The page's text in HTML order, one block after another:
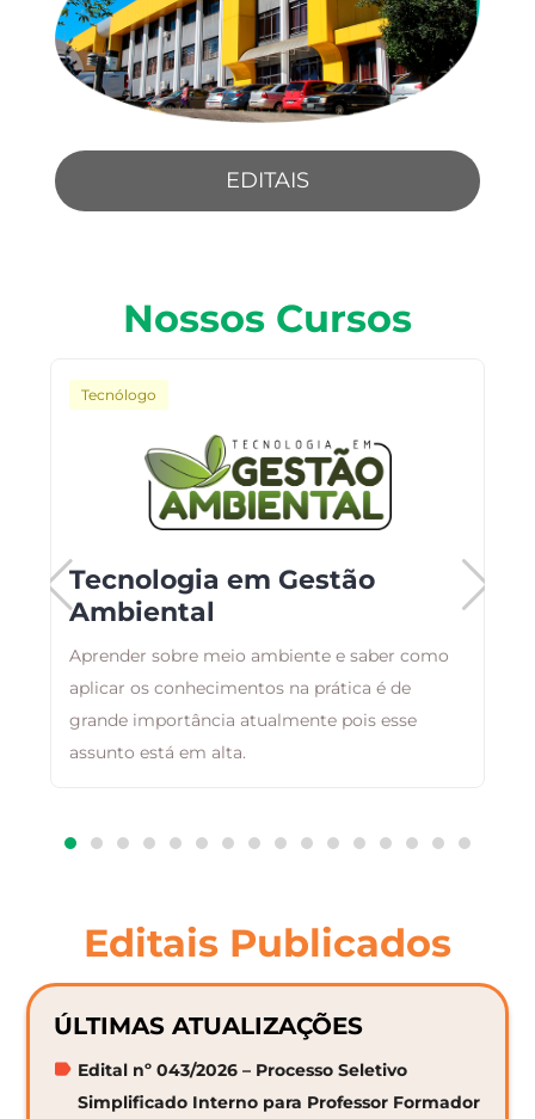
EDITAIS
Nossos Cursos
Tecnólogo
Tecnologia em Gestão
Ambiental
Aprender sobre meio ambiente e saber como
aplicar os conhecimentos na prática é de
grande importância atualmente pois esse
assunto está em alta.
Editais Publicados
ÚLTIMAS ATUALIZAÇÕES
Edital nº 043/2026 – Processo Seletivo
Simplificado Interno para Professor Formador